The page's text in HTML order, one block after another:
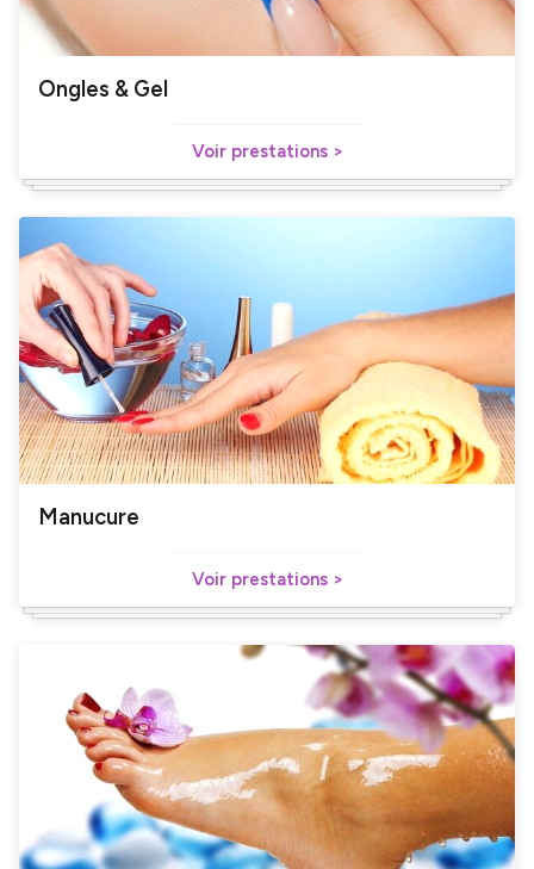
Ongles & Gel
Voir prestations >
Manucure
Voir prestations >